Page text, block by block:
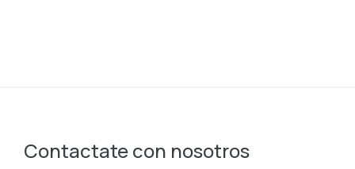
Contactate con nosotros